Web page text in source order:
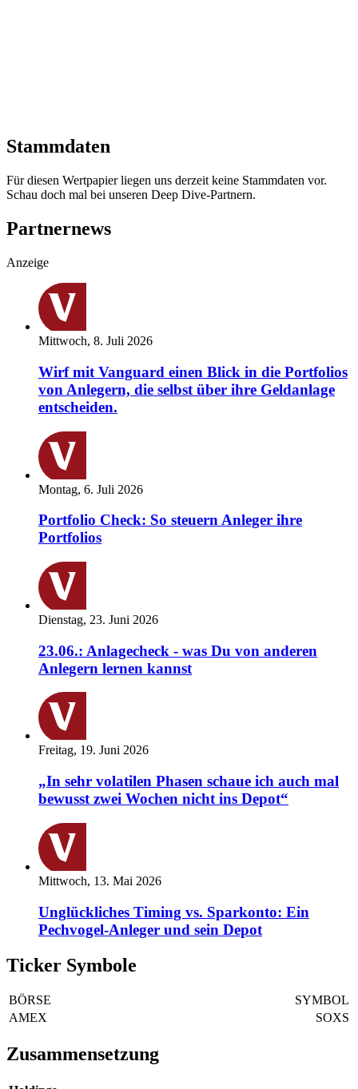
Stammdaten
Für diesen Wertpapier liegen uns derzeit keine Stammdaten vor.
Schau doch mal bei unseren Deep Dive-Partnern.
Partnernews
Anzeige
Mittwoch, 8. Juli 2026
Wirf mit Vanguard einen Blick in die Portfolios
von Anlegern, die selbst über ihre Geldanlage
entscheiden.
Montag, 6. Juli 2026
Portfolio Check: So steuern Anleger ihre
Portfolios
Dienstag, 23. Juni 2026
23.06.: Anlagecheck - was Du von anderen
Anlegern lernen kannst
Freitag, 19. Juni 2026
„In sehr volatilen Phasen schaue ich auch mal
bewusst zwei Wochen nicht ins Depot“
Mittwoch, 13. Mai 2026
Unglückliches Timing vs. Sparkonto: Ein
Pechvogel-Anleger und sein Depot
Ticker Symbole
BÖRSE
SYMBOL
AMEX
SOXS
Zusammensetzung